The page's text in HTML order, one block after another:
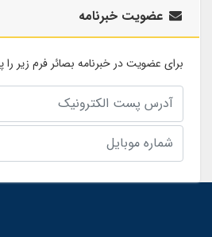
عضویت خبرنامه
برای عضویت در خبرنامه بصائر فرم زیر را